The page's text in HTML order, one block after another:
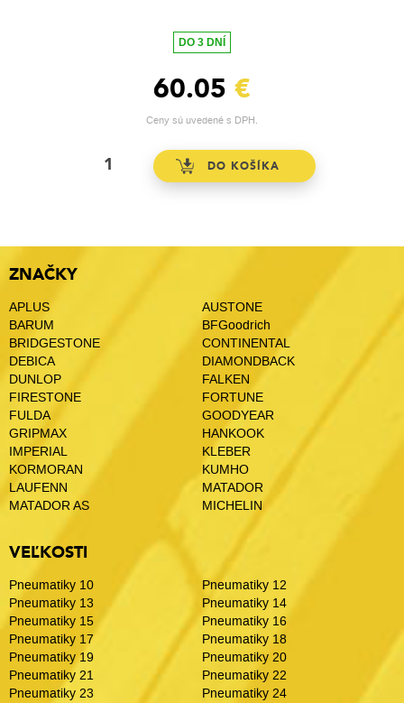
DO 3 DNÍ
60.05 €
Ceny sú uvedené s DPH.
ZNAČKY
APLUS
AUSTONE
BARUM
BFGoodrich
BRIDGESTONE
CONTINENTAL
DEBICA
DIAMONDBACK
DUNLOP
FALKEN
FIRESTONE
FORTUNE
FULDA
GOODYEAR
GRIPMAX
HANKOOK
IMPERIAL
KLEBER
KORMORAN
KUMHO
LAUFENN
MATADOR
MATADOR AS
MICHELIN
VEĽKOSTI
Pneumatiky 10
Pneumatiky 12
Pneumatiky 13
Pneumatiky 14
Pneumatiky 15
Pneumatiky 16
Pneumatiky 17
Pneumatiky 18
Pneumatiky 19
Pneumatiky 20
Pneumatiky 21
Pneumatiky 22
Pneumatiky 23
Pneumatiky 24